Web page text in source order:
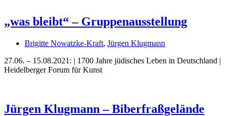
„was bleibt“ – Gruppenausstellung
Brigitte Nowatzke-Kraft, Jürgen Klugmann
27.06. – 15.08.2021: | 1700 Jahre jüdisches Leben in Deutschland |
Heidelberger Forum für Kunst
Jürgen Klugmann – Biberfraßgelände